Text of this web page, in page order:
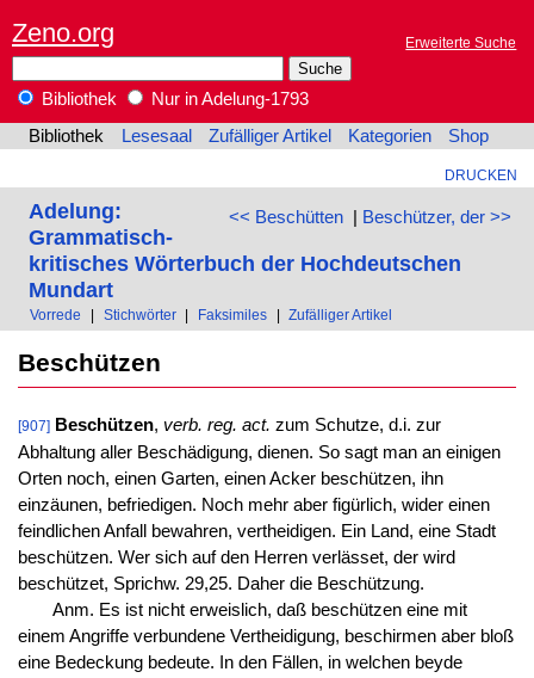
Zeno.org Erweiterte Suche
Bibliothek
Nur in Adelung-1793
Bibliothek
Lesesaal Zufälliger Artikel Kategorien Shop
DRUCKEN
<< Beschütten| Beschützer, der >>
Adelung:
Grammatisch-
kritisches Wörterbuch der Hochdeutschen
Mundart
Vorrede Stichwörter Faksimiles Zufälliger Artikel
Beschützen
[907] Beschützen, verb. reg. act. zum Schutze, d.i. zur
Abhaltung aller Beschädigung, dienen. So sagt man an einigen
Orten noch, einen Garten, einen Acker beschützen, ihn
einzäunen, befriedigen. Noch mehr aber figürlich, wider einen
feindlichen Anfall bewahren, vertheidigen. Ein Land, eine Stadt
beschützen. Wer sich auf den Herren verlässet, der wird
beschützet, Sprichw. 29,25. Daher die Beschützung.
Anm. Es ist nicht erweislich, daß beschützen eine mit
einem Angriffe verbundene Vertheidigung, beschirmen aber bloß
eine Bedeckung bedeute. In den Fällen, in welchen beyde